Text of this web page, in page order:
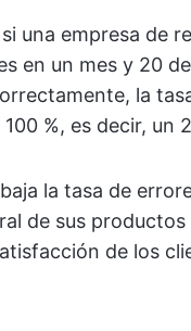
una empresa de
en un mes y 20
la
%, es decir, un
la tasa de
de sus
de los